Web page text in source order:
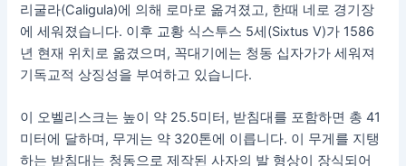
리굴라(Caligula)에 의해 로마로 옮겨졌고, 한때 네로 경기장
에 세워졌습니다. 이후 교황 식스투스 5세(Sixtus V)가 1586
년 현재 위치로 옮겼으며, 꼭대기에는 청동 십자가가 세워져
기독교적 상징성을 부여하고 있습니다.
이 오벨리스크는 높이 약 25.5미터, 받침대를 포함하면 총 41
미터에 달하며, 무게는 약 320톤에 이릅니다. 이 무게를 지탱
하는 받침대는 청동으로 제작된 사자의 발 형상이 장식되어